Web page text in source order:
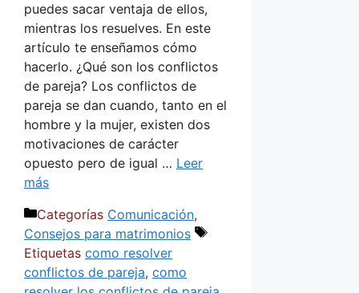
puedes sacar ventaja de ellos,
mientras los resuelves. En este
artículo te enseñamos cómo
hacerlo. ¿Qué son los conflictos
de pareja? Los conflictos de
pareja se dan cuando, tanto en el
hombre y la mujer, existen dos
motivaciones de carácter
opuesto pero de igual … Leer
más
Categorías Comunicación,
Consejos para matrimonios
Etiquetas como resolver
conflictos de pareja, como